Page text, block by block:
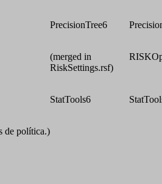
PrecisionTree6
(merged in
RiskSettings.rsf)
StatTools6
de política.)